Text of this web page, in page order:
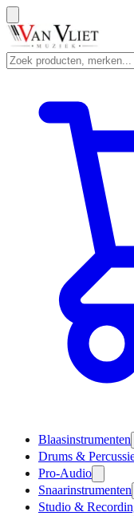
Blaasinstrumenten
Drums &
Pro-Audio
Snaarinstrumenten
Studio &